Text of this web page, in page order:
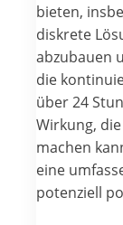
bieten,
diskrete
abzubauen
die
über 24
Wirkung,
machen
eine
potenziell